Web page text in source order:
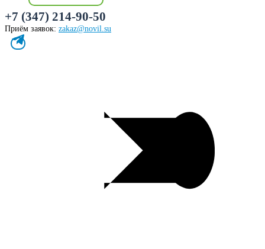
+7 (347) 214-90-50
Приём заявок: zakaz@novil.su